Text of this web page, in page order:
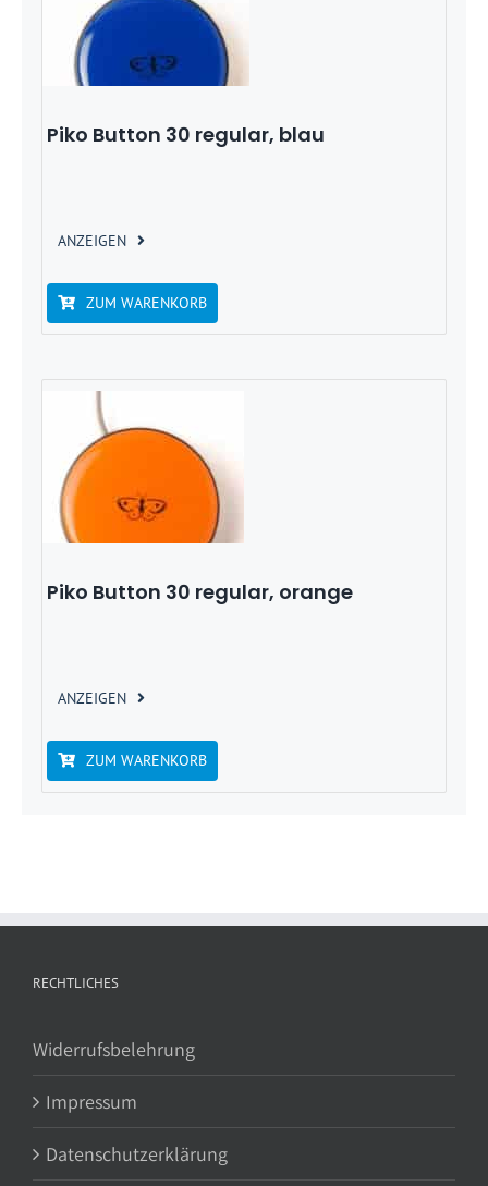
Piko Button 30 regular, blau
ANZEIGEN
ZUM WARENKORB
Piko Button 30 regular, orange
ANZEIGEN
ZUM WARENKORB
RECHTLICHES
Widerrufsbelehrung
Impressum
Datenschutzerklärung